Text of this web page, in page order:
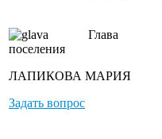
Глава
поселения
ЛАПИКОВА МАРИЯ
Задать вопрос